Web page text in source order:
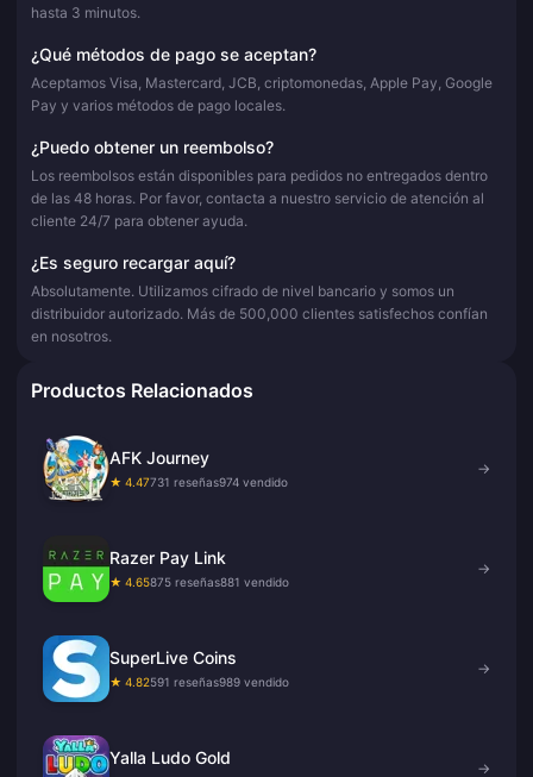
hasta 3 minutos.
¿Qué métodos de pago se aceptan?
Aceptamos Visa, Mastercard, JCB, criptomonedas, Apple Pay, Google
Pay y varios métodos de pago locales.
¿Puedo obtener un reembolso?
Los reembolsos están disponibles para pedidos no entregados dentro
de las 48 horas. Por favor, contacta a nuestro servicio de atención al
cliente 24/7 para obtener ayuda.
¿Es seguro recargar aquí?
Absolutamente. Utilizamos cifrado de nivel bancario y somos un
distribuidor autorizado. Más de 500,000 clientes satisfechos confían
en nosotros.
Productos Relacionados
AFK Journey
★ 4.47731 reseñas974 vendido
→
Razer Pay Link
★ 4.65875 reseñas881 vendido
→
SuperLive Coins
★ 4.82591 reseñas989 vendido
→
Yalla Ludo Gold
→